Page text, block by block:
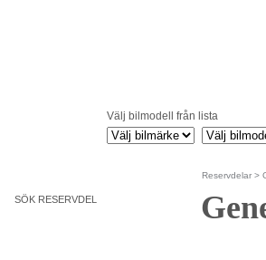
Välj bilmodell från lista
Reservdelar >
SÖK RESERVDEL